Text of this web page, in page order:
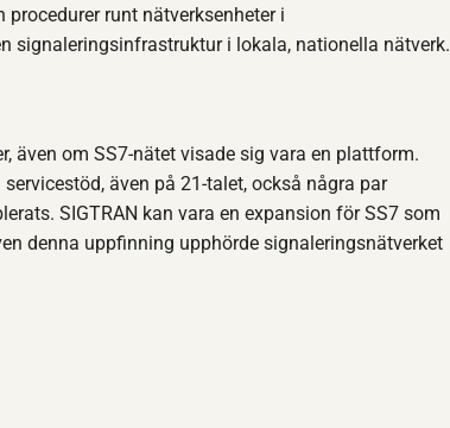
runt nätverksenheter i
signaleringsinfrastruktur i lokala, nationella nätverk.
även om SS7-nätet visade sig vara en plattform.
även på 21-talet, också några par
SIGTRAN kan vara en expansion för SS7 som
denna uppfinning upphörde signaleringsnätverket